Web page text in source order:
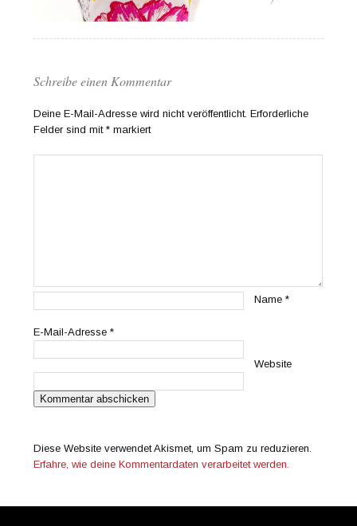
Schreibe einen Kommentar
Deine E-Mail-Adresse wird nicht veröffentlicht. Erforderliche
Felder sind mit* markiert
Name*
E-Mail-Adresse*
Website
Diese Website verwendet Akismet, um Spam zu reduzieren.
Erfahre, wie deine Kommentardaten verarbeitet werden.